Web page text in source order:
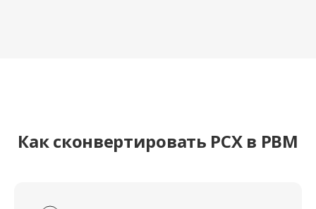
Как сконвертировать PCX в PBM